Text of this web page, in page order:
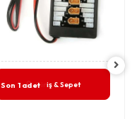
Son 1 adetGiriş & Sepet